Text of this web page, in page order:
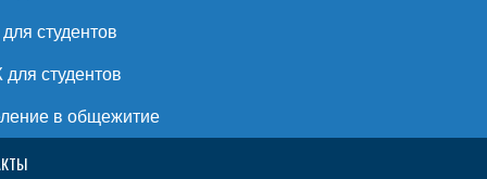
студентов
студентов
в общежитие